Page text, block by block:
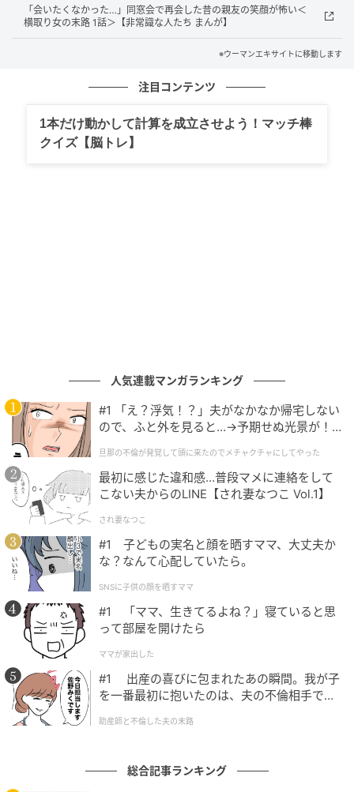
ウーマンエキサイト
ウーマンエキサイト
「会いたくなかった…」同窓会で再会した昔の親友の笑顔が怖い＜
横取り女の末路 1話＞【非常識な人たち まんが】
※ウーマンエキサイトに移動します
注目コンテンツ
1本だけ動かして計算を成立させよう！マッチ棒
クイズ【脳トレ】
人気連載マンガランキング
#1 「え？浮気！？」夫がなかなか帰宅しない
ので、ふと外を見ると…→予期せぬ光景が！
クチャにしてやった
旦那の不倫が発覚して頭に来たのでメチャクチャにしてやった
最初に感じた違和感…普段マメに連絡をして
こない夫からのLINE【され妻なつこ Vol.1】
され妻なつこ
#1 子どもの実名と顔を晒すママ、大丈夫か
な？なんて心配していたら。
SNSに子供の顔を晒すママ
#1 「ママ、生きてるよね？」寝ていると思
って部屋を開けたら
ママが家出した
#1 出産の喜びに包まれたあの瞬間。我が子
を一番最初に抱いたのは、夫の不倫相手でし
助産師と不倫した夫の末路
総合記事ランキング